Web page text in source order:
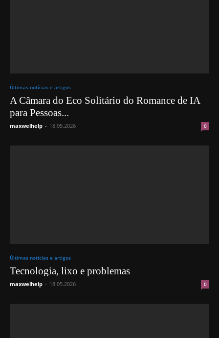
Últimas notícias e artigos
A Câmara do Eco Solitário do Romance de IA
para Pessoas...
maxwelhelp - 18.05.2026 0
Últimas notícias e artigos
Tecnologia, lixo e problemas
maxwelhelp - 18.05.2026 0